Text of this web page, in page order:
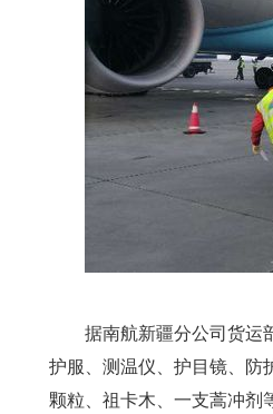
据南航新疆分公司货运
护服、测温仪、护目镜、防
颗粒、祖卡木、一支蒿冲剂